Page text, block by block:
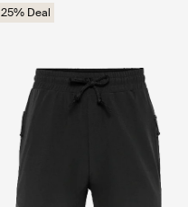
25% Deal